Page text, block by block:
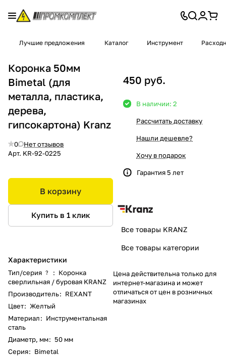
Лучшие предложения Каталог Инструмент
Коронка 50мм
Bimetal (для
металла, пластика,
дерева,
гипсокартона) Kranz
0
Нет отзывов
Арт. KR-92-0225
В корзину
Купить в 1 клик
Характеристики
Тип/серия ? : Коронка
сверлильная / буровая KRANZ
Производитель: REXANT
Цвет: Желтый
Материал: Инструментальная
сталь
Диаметр, мм: 50 мм
Серия: Bimetal
450 руб.
В наличии: 2
Рассчитать доставку
Нашли дешевле?
Хочу в подарок
Гарантия 5 лет
Все товары KRANZ
Все товары категории
Цена действительна только для
интернет-магазина и может
отличаться от цен в розничных
магазинах